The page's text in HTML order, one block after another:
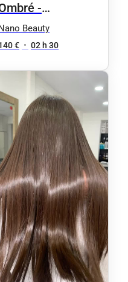
-
+
Beauty
€ • 02 h 30